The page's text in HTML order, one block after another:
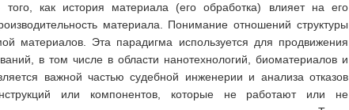
как история материала (его обработка) влияет на его
материала. Понимание отношений структуры
материалов. Эта парадигма используется для продвижения
в том числе в области нанотехнологий, биоматериалов и
важной частью судебной инженерии и анализа отказов
или компонентов, которые не работают или не